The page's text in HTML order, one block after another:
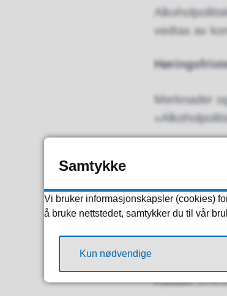
vedtas av
Merknader
Høringsbrev
Publisert
Samtykke
Vi bruker informasjonskapsler (cookies)
å bruke nettstedet, samtykker du til vår
Kun nødvendige